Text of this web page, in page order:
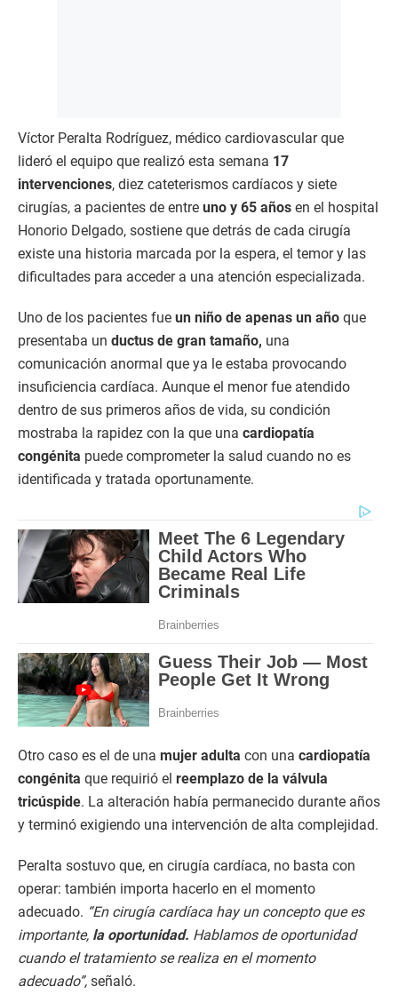
Víctor Peralta Rodríguez, médico cardiovascular que
lideró el equipo que realizó esta semana 17
intervenciones, diez cateterismos cardíacos y siete
cirugías, a pacientes de entre uno y 65 años en el hospital
Honorio Delgado, sostiene que detrás de cada cirugía
existe una historia marcada por la espera, el temor y las
dificultades para acceder a una atención especializada.
Uno de los pacientes fue un niño de apenas un año que
presentaba un ductus de gran tamaño, una
comunicación anormal que ya le estaba provocando
insuficiencia cardíaca. Aunque el menor fue atendido
dentro de sus primeros años de vida, su condición
mostraba la rapidez con la que una cardiopatía
congénita puede comprometer la salud cuando no es
identificada y tratada oportunamente.
Otro caso es el de una mujer adulta con una cardiopatía
congénita que requirió el reemplazo de la válvula
tricúspide. La alteración había permanecido durante años
y terminó exigiendo una intervención de alta complejidad.
Peralta sostuvo que, en cirugía cardíaca, no basta con
operar: también importa hacerlo en el momento
adecuado. “En cirugía cardíaca hay un concepto que es
importante, la oportunidad. Hablamos de oportunidad
cuando el tratamiento se realiza en el momento
adecuado”, señaló.